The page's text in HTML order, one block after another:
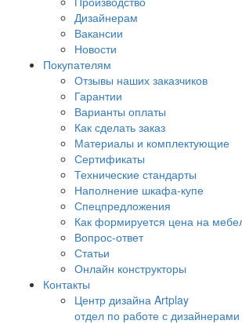
Дизайнерам
Вакансии
Новости
Покупателям
Отзывы наших заказчиков
Гарантии
Варианты оплаты
Как сделать заказ
Материалы и комплектующие
Сертификаты
Технические стандарты
Наполнение шкафа-купе
Спецпредложения
Как формируется цена на
Вопрос-ответ
Статьи
Онлайн конструкторы
Контакты
Центр дизайна Artplay
отдел по работе с дизайнерами